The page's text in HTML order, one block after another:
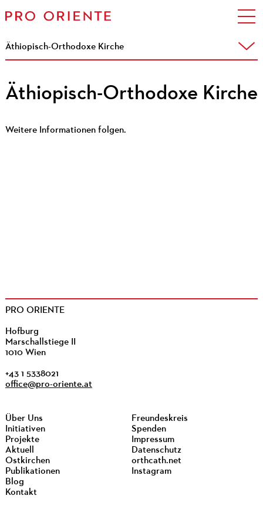
Äthiopisch-Orthodoxe Kirche
Äthiopisch-Orthodoxe Kirche
Weitere Informationen folgen.
PRO ORIENTE
Hofburg
Marschallstiege II
1010 Wien
+43 1 5338021
office@pro-oriente.at
Über Uns
Initiativen
Projekte
Aktuell
Ostkirchen
Publikationen
Blog
Kontakt
Freundeskreis
Spenden
Impressum
Datenschutz
orthcath.net
Instagram